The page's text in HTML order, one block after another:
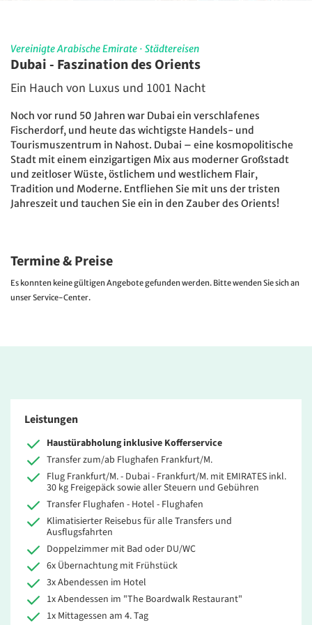
Vereinigte Arabische Emirate · Städtereisen
Dubai - Faszination des Orients
Ein Hauch von Luxus und 1001 Nacht
Noch vor rund 50 Jahren war Dubai ein verschlafenes
Fischerdorf, und heute das wichtigste Handels- und
Tourismuszentrum in Nahost. Dubai – eine kosmopolitische
Stadt mit einem einzigartigen Mix aus moderner Großstadt
und zeitloser Wüste, östlichem und westlichem Flair,
Tradition und Moderne. Entfliehen Sie mit uns der tristen
Jahreszeit und tauchen Sie ein in den Zauber des Orients!
Termine & Preise
Es konnten keine gültigen Angebote gefunden werden. Bitte wenden Sie sich an
unser Service-Center.
Leistungen
Haustürabholung inklusive Kofferservice
Transfer zum/ab Flughafen Frankfurt/M.
Flug Frankfurt/M. - Dubai - Frankfurt/M. mit EMIRATES inkl.
30 kg Freigepäck sowie aller Steuern und Gebühren
Transfer Flughafen - Hotel - Flughafen
Klimatisierter Reisebus für alle Transfers und
Ausflugsfahrten
Doppelzimmer mit Bad oder DU/WC
6x Übernachtung mit Frühstück
3x Abendessen im Hotel
1x Abendessen im "The Boardwalk Restaurant"
1x Mittagessen am 4. Tag